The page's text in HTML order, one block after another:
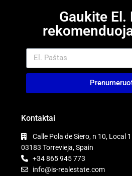
Gaukite El.
Kontaktai
Calle Pola de Siero, n 10, Local
03183 Torrevieja, Spain
+34 865 945 773
info@is-realestate.com